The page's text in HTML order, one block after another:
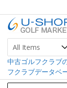
to
content
U-
中古ゴルフクラブ
中古ゴルフクラブ
フクラブデータベ